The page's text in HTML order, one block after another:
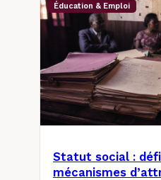
Éducation & Emploi
Statut social :
mécanismes